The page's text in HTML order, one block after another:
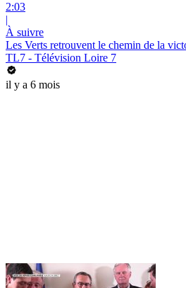
2:03
|
À suivre
Les Verts retrouvent le chemin de la
TL7 - Télévision Loire 7
il y a 6 mois